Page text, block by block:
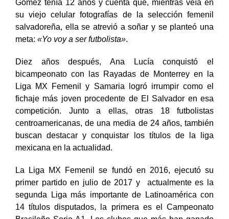
esa misma época, pero en El Salvador, Samaria
Gómez tenía 12 años y cuenta que, mientras veía en
su viejo celular fotografías de la selección femenil
salvadoreña, ella se atrevió a soñar y se planteó una
meta:
«Yo voy a ser futbolista»
Diez años después, Ana Lucía conquistó el
bicampeonato con las Rayadas de Monterrey en la
Liga MX Femenil y Samaria logró irrumpir como el
fichaje más joven procedente de El Salvador en esa
competición. Junto a ellas, otras 18 futbolistas
centroamericanas, de una media de 24 años, también
buscan destacar y conquistar los títulos de la liga
mexicana en la actualidad.
La Liga MX Femenil se fundó en 2016, ejecutó su
primer partido en julio de 2017 y actualmente es la
segunda Liga más importante de Latinoamérica con